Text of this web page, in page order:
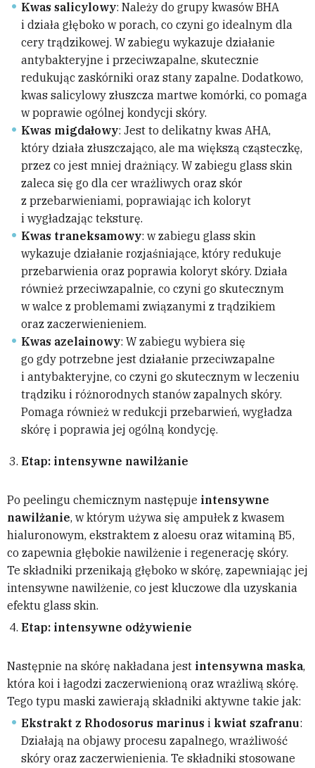
Kwas salicylowy: Należy do grupy kwasów BHA
i działa głęboko w porach, co czyni go idealnym dla
cery trądzikowej. W zabiegu wykazuje działanie
antybakteryjne i przeciwzapalne, skutecznie
redukując zaskórniki oraz stany zapalne. Dodatkowo,
kwas salicylowy złuszcza martwe komórki, co pomaga
w poprawie ogólnej kondycji skóry.
Kwas migdałowy: Jest to delikatny kwas AHA,
który działa złuszczająco, ale ma większą cząsteczkę,
przez co jest mniej drażniący. W zabiegu glass skin
zaleca się go dla cer wrażliwych oraz skór
z przebarwieniami, poprawiając ich koloryt
i wygładzając teksturę.
Kwas traneksamowy: w zabiegu glass skin
wykazuje działanie rozjaśniające, który redukuje
przebarwienia oraz poprawia koloryt skóry. Działa
również przeciwzapalnie, co czyni go skutecznym
w walce z problemami związanymi z trądzikiem
oraz zaczerwienieniem.
Kwas azelainowy: W zabiegu wybiera się
go gdy potrzebne jest działanie przeciwzapalne
i antybakteryjne, co czyni go skutecznym w leczeniu
trądziku i różnorodnych stanów zapalnych skóry.
Pomaga również w redukcji przebarwień, wygładza
skórę i poprawia jej ogólną kondycję.
Etap: intensywne nawilżanie
Po peelingu chemicznym następuje intensywne
nawilżanie, w którym używa się ampułek z kwasem
hialuronowym, ekstraktem z aloesu oraz witaminą B5,
co zapewnia głębokie nawilżenie i regenerację skóry.
Te składniki przenikają głęboko w skórę, zapewniając jej
intensywne nawilżenie, co jest kluczowe dla uzyskania
efektu glass skin.
Etap: intensywne odżywienie
Następnie na skórę nakładana jest intensywna maska,
która koi i łagodzi zaczerwienioną oraz wrażliwą skórę.
Tego typu maski zawierają składniki aktywne takie jak:
Ekstrakt z Rhodosorus marinus i kwiat szafranu:
Działają na objawy procesu zapalnego, wrażliwość
skóry oraz zaczerwienienia. Te składniki stosowane